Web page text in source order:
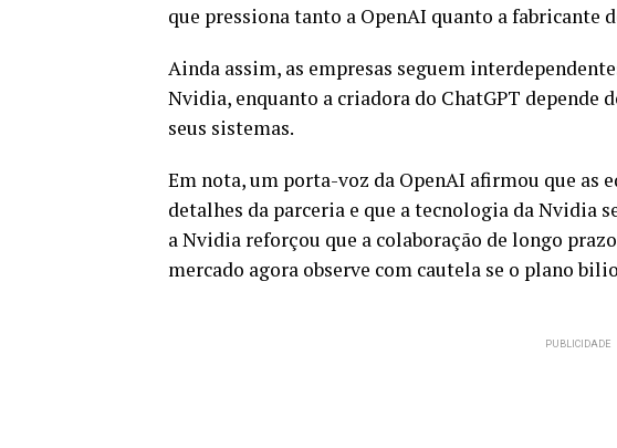
que pressiona tanto a OpenAI quanto a fabricante
Ainda assim, as empresas seguem
Nvidia, enquanto a criadora do ChatGPT depende
seus sistemas.
Em nota, um porta-voz da OpenAI afirmou que as
detalhes da parceria e que a tecnologia da Nvidia
a Nvidia reforçou que a colaboração de longo
mercado agora observe com cautela se o plano